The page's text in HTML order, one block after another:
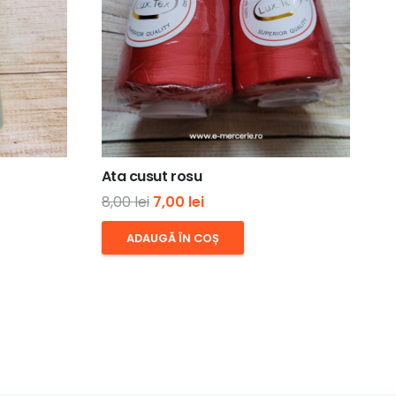
Ata cusut rosu
8,00lei Prețul
inițial
a
7,00 leiPrețul
curent
este:
ADAUGĂ ÎN COȘ